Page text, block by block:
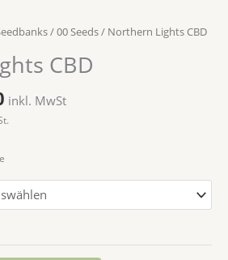
/00 Seeds/ Northern Lights CBD
CBD
inkl. MwSt